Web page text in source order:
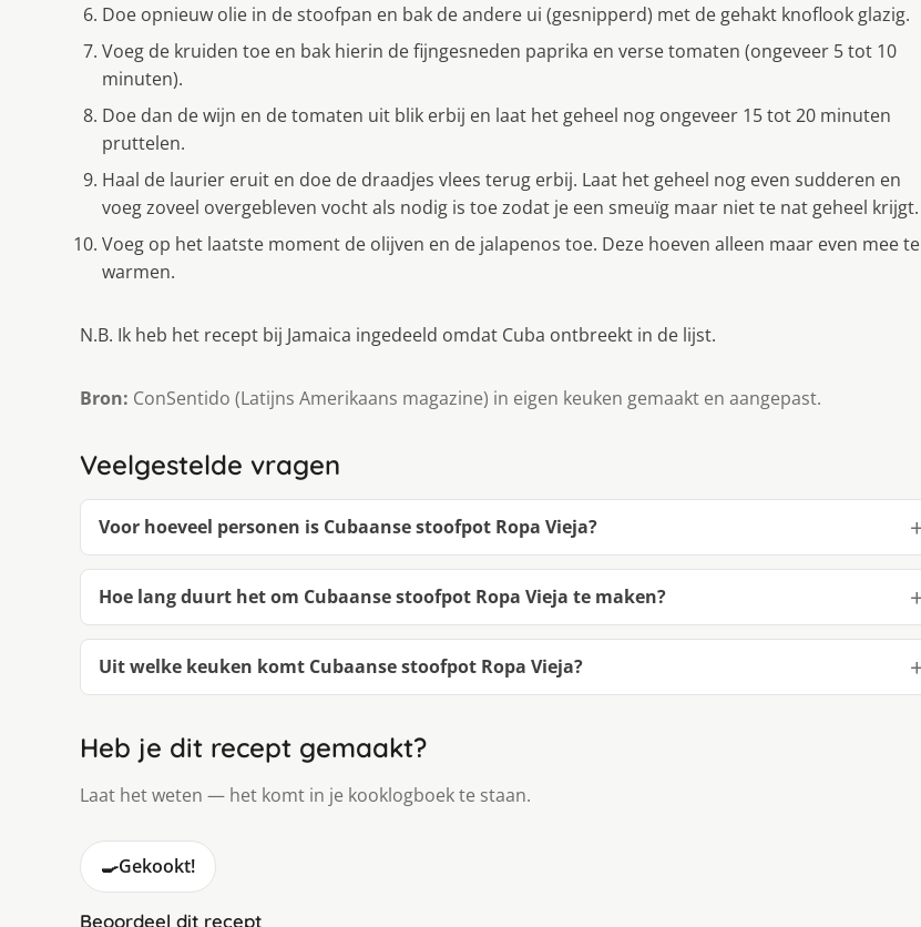
Doe opnieuw olie in de stoofpan en bak de andere ui (gesnipperd) met de gehakt knoflook glazig.
Voeg de kruiden toe en bak hierin de fijngesneden paprika en verse tomaten (ongeveer 5 tot 10
minuten).
Doe dan de wijn en de tomaten uit blik erbij en laat het geheel nog ongeveer 15 tot 20 minuten
pruttelen.
Haal de laurier eruit en doe de draadjes vlees terug erbij. Laat het geheel nog even sudderen en
voeg zoveel overgebleven vocht als nodig is toe zodat je een smeuïg maar niet te nat geheel krijgt.
Voeg op het laatste moment de olijven en de jalapenos toe. Deze hoeven alleen maar even mee te
warmen.
N.B. Ik heb het recept bij Jamaica ingedeeld omdat Cuba ontbreekt in de lijst.
Bron: ConSentido (Latijns Amerikaans magazine) in eigen keuken gemaakt en aangepast.
Veelgestelde vragen
Voor hoeveel personen is Cubaanse stoofpot Ropa Vieja?
Hoe lang duurt het om Cubaanse stoofpot Ropa Vieja te maken?
Uit welke keuken komt Cubaanse stoofpot Ropa Vieja?
Heb je dit recept gemaakt?
Laat het weten — het komt in je kooklogboek te staan.
🍳Gekookt!
Beoordeel dit recept